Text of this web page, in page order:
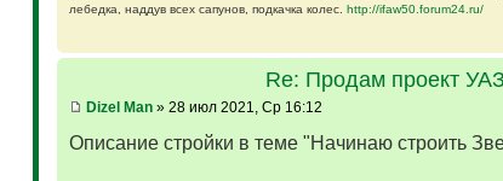
лебедка, наддув всех сапунов, подкачка колес. http://ifaw50.forum24.ru/
Re: Продам проект
Dizel Man» 28 июл 2021, Ср 16:12
Описание стройки в теме "Начинаю строить